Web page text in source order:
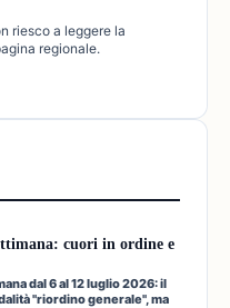
riesco a leggere la
regionale.
cuori in ordine e
dal 6 al 12 luglio 2026: il
"riordino generale", ma